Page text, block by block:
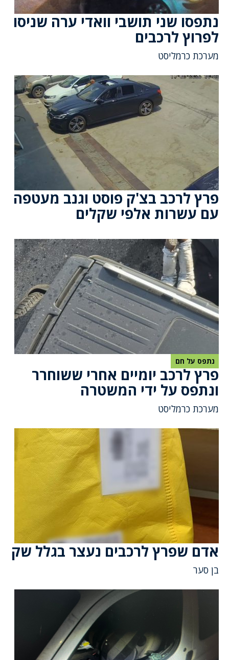
נתפסו שני תושבי וואדי ערה שניסו
לפרוץ לרכבים
מערכת כרמליסט
פרץ לרכב בצ'ק פוסט וגנב מעטפה
עם עשרות אלפי שקלים
נתפס על חם
פרץ לרכב יומיים אחרי ששוחרר
ונתפס על ידי המשטרה
מערכת כרמליסט
אדם שפרץ לרכבים נעצר בגלל שק
בן סער